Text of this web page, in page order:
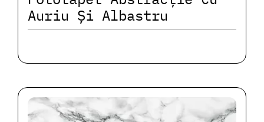
Auriu Și Albastru